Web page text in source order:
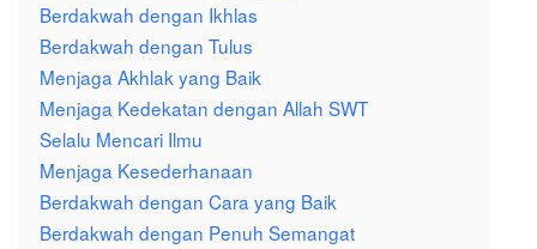
Berdakwah dengan Ikhlas
Berdakwah dengan Tulus
Menjaga Akhlak yang Baik
Menjaga Kedekatan dengan Allah SWT
Selalu Mencari Ilmu
Menjaga Kesederhanaan
Berdakwah dengan Cara yang Baik
Berdakwah dengan Penuh Semangat